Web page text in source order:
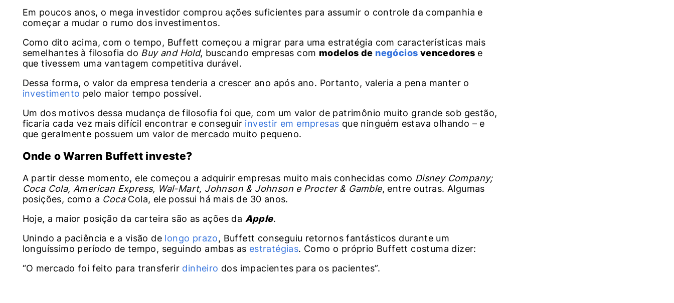
Em poucos anos, o mega investidor comprou ações suficientes para assumir o controle da companhia e
começar a mudar o rumo dos investimentos.
Como dito acima, com o tempo, Buffett começou a migrar para uma estratégia com características mais
semelhantes à filosofia do Buy and Hold, buscando empresas com modelos de negócios vencedores e
que tivessem uma vantagem competitiva durável.
Dessa forma, o valor da empresa tenderia a crescer ano após ano. Portanto, valeria a pena manter o
investimento pelo maior tempo possível.
Um dos motivos dessa mudança de filosofia foi que, com um valor de patrimônio muito grande sob gestão,
ficaria cada vez mais difícil encontrar e conseguir investir em empresas que ninguém estava olhando – e
que geralmente possuem um valor de mercado muito pequeno.
Onde o Warren Buffett investe?
A partir desse momento, ele começou a adquirir empresas muito mais conhecidas como Disney Company;
Coca Cola, American Express, Wal-Mart, Johnson & Johnson e Procter & Gamble, entre outras. Algumas
posições, como a Coca Cola, ele possui há mais de 30 anos.
Hoje, a maior posição da carteira são as ações da Apple.
Unindo a paciência e a visão de longo prazo, Buffett conseguiu retornos fantásticos durante um
longuíssimo período de tempo, seguindo ambas as estratégias. Como o próprio Buffett costuma dizer:
“O mercado foi feito para transferir dinheiro dos impacientes para os pacientes”.